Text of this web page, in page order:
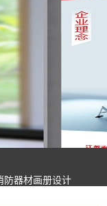
防器材画册设计